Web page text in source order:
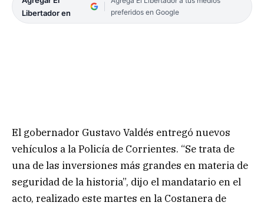
Libertador en
preferidos en Google
El gobernador Gustavo Valdés entregó nuevos
vehículos a la Policía de Corrientes. “Se trata de
una de las inversiones más grandes en materia de
seguridad de la historia”, dijo el mandatario en el
acto, realizado este martes en la Costanera de